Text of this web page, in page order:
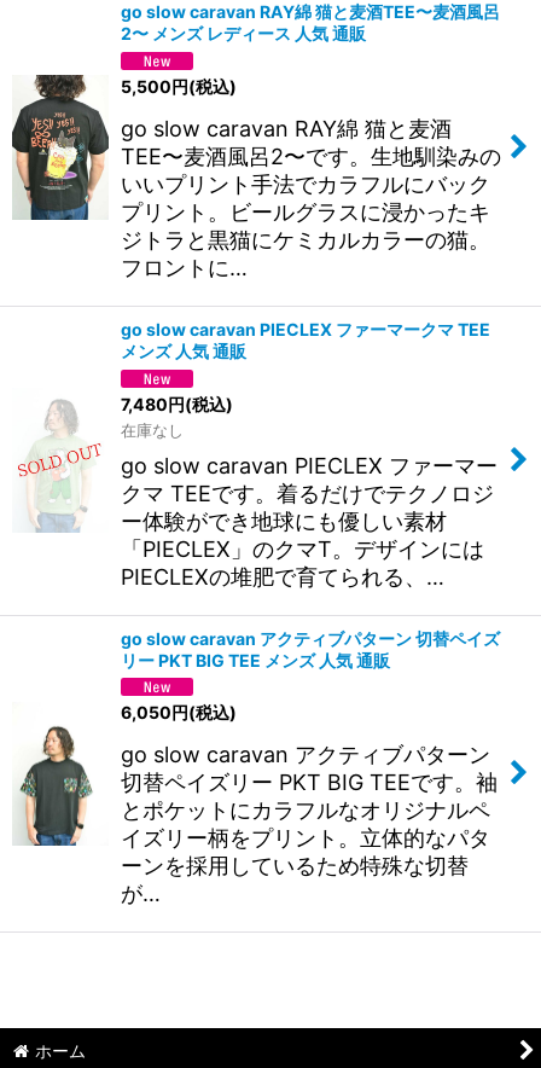
go slow caravan RAY綿 猫と麦酒TEE〜麦酒風呂
2〜 メンズ レディース 人気 通販
5,500円(税込)
go slow caravan RAY綿 猫と麦酒
TEE〜麦酒風呂2〜です。生地馴染みの
いいプリント手法でカラフルにバック
プリント。ビールグラスに浸かったキ
ジトラと黒猫にケミカルカラーの猫。
フロントに…
go slow caravan PIECLEX ファーマークマ TEE
メンズ 人気 通販
7,480円(税込)
在庫なし
go slow caravan PIECLEX ファーマー
クマ TEEです。着るだけでテクノロジ
ー体験ができ地球にも優しい素材
「PIECLEX」のクマT。デザインには
PIECLEXの堆肥で育てられる、…
go slow caravan アクティブパターン 切替ペイズ
リー PKT BIG TEE メンズ 人気 通販
6,050円(税込)
go slow caravan アクティブパターン
切替ペイズリー PKT BIG TEEです。袖
とポケットにカラフルなオリジナルペ
イズリー柄をプリント。立体的なパタ
ーンを採用しているため特殊な切替
が…
ホーム